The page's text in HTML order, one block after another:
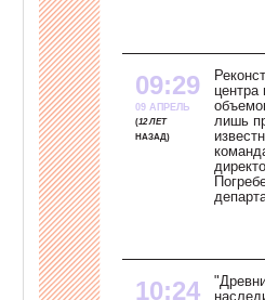
09:29
09 АПРЕЛЬ
12 ЛЕТ
НАЗАД
лишь
10:24